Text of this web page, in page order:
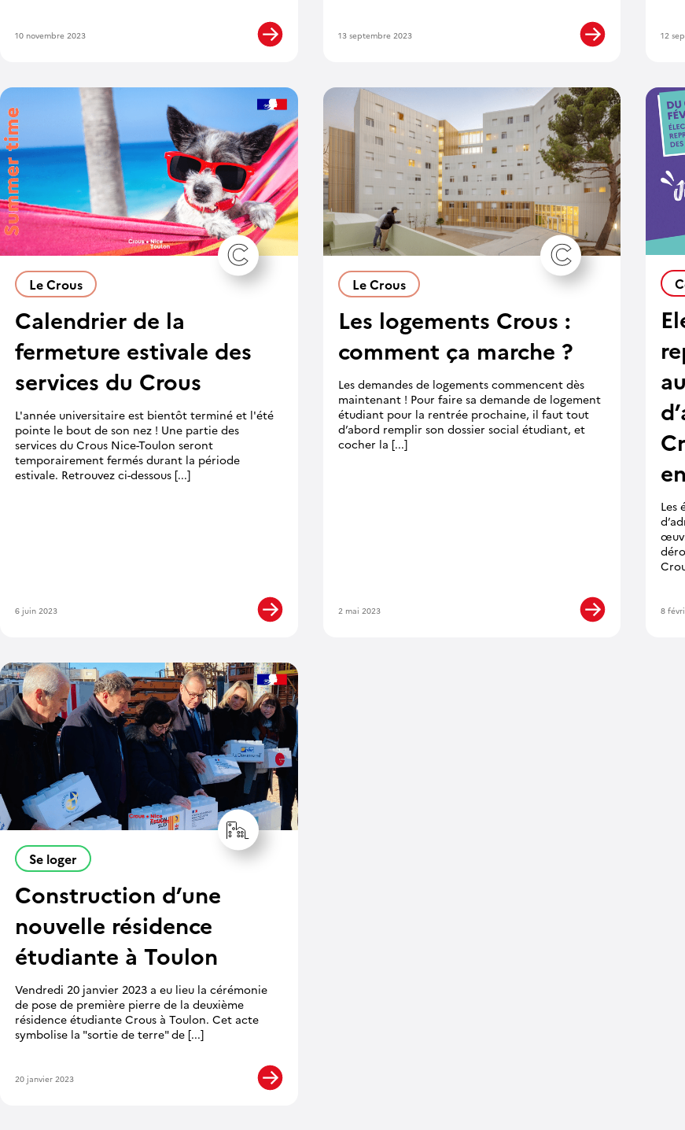
10 novembre 2023 13 septembre 2023 12
Calendrier de la
fermeture estivale des
services du Crous
Le Crous
L'année universitaire est bientôt terminé et l'été
pointe le bout de son nez ! Une partie des
services du Crous Nice-Toulon seront
temporairement fermés durant la période
estivale. Retrouvez ci-dessous [...]
6 juin 2023
Les logements Crous :
comment ça marche ?
Le Crous
Les demandes de logements commencent dès
maintenant ! Pour faire sa demande de logement
étudiant pour la rentrée prochaine, il faut tout
d’abord remplir son dossier social étudiant, et
cocher la [...]
2 mai 2023
Les
8
Construction d’une
nouvelle résidence
étudiante à Toulon
Se loger
Vendredi 20 janvier 2023 a eu lieu la cérémonie
de pose de première pierre de la deuxième
résidence étudiante Crous à Toulon. Cet acte
symbolise la "sortie de terre" de [...]
20 janvier 2023